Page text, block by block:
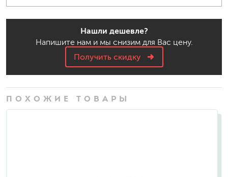
Нашли дешевле?
Напишите нам и мы снизим для Вас цену.
Получить скидку
ПОХОЖИЕ ТОВАРЫ